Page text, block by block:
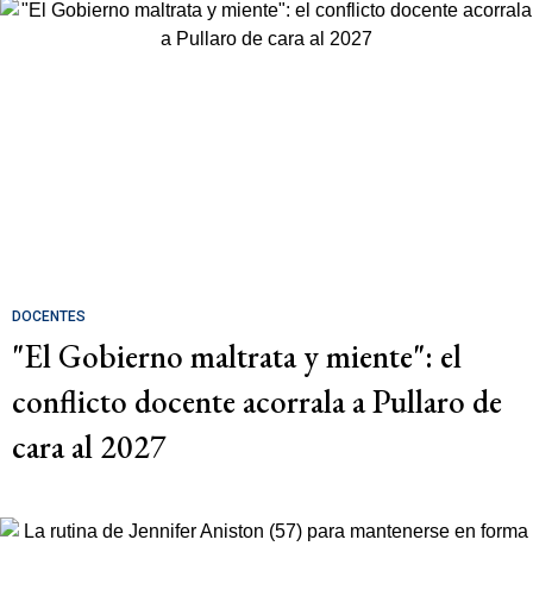
DOCENTES
"El Gobierno maltrata y miente": el
conflicto docente acorrala a Pullaro de
cara al 2027